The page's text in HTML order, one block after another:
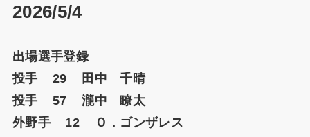
2026/5/4
出場選手登録
投手 29 田中 千晴
投手 57 瀧中 瞭太
外野手 12 Ｏ．ゴンザレス